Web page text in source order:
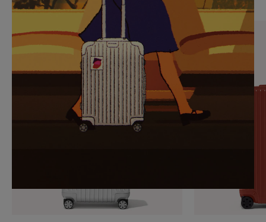
SIE,
UM
ANZUHALTEN
AUFHEBEN
DER
STUMMSCHALTUNG